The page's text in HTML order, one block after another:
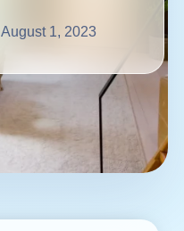
August 1, 2023